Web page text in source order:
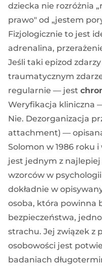
dziecka nie rozróżnia
prawo" od „jestem
Fizjologicznie to jest
adrenalina,
Jeśli taki epizod
traumatycznym
regularnie — jest
Weryfikacja kliniczna
Nie. Dezorganizacja
attachment) —
Solomon w 1986
jest jednym z
wzorców w
dokładnie w
osoba, która powinna
bezpieczeństwa,
strachu. Jej związek z
osobowości jest
badaniach